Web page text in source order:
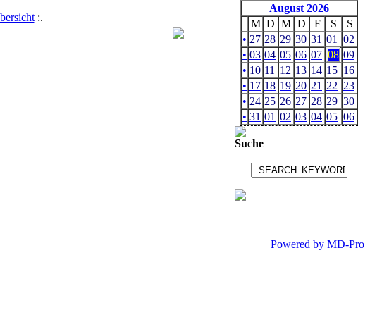
:.
August 2026
M D M D F S
S
• 27 28 29 30 31 01
02
• 03 04 05 06 07 08 09
• 10 11 12 13 14 15 16
• 17 18 19 20 21 22 23
• 24 25 26 27 28 29 30
• 31 01 02 03 04 05 06
Suche
Powered by MD-Pro